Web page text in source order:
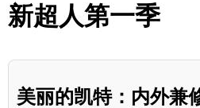
新超人第一季
美丽的凯特：内外兼